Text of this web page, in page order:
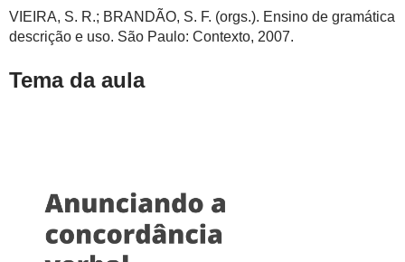
VIEIRA, S. R.; BRANDÃO, S. F. (orgs.). Ensino de gramática
descrição e uso. São Paulo: Contexto, 2007.
Tema da aula